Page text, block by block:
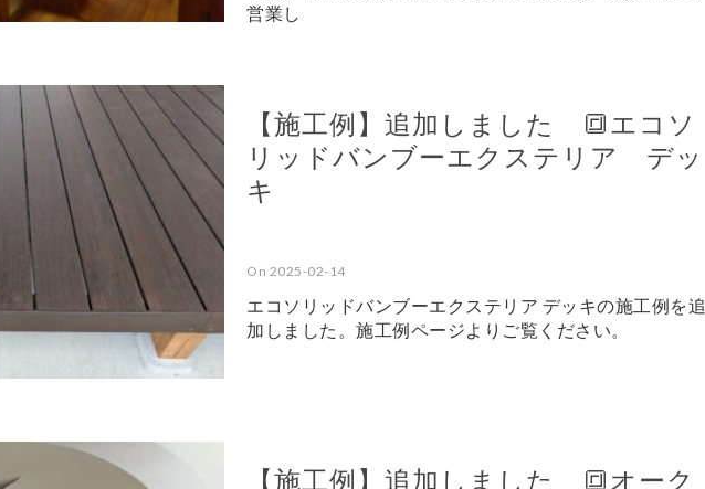
営業し
【施工例】追加しました 🔳エコソ
リッドバンブーエクステリア デッ
キ
On 2025-02-14
エコソリッドバンブーエクステリア デッキの施工例を追
加しました。施工例ページよりご覧ください。
【施工例】追加しました 🔳オーク